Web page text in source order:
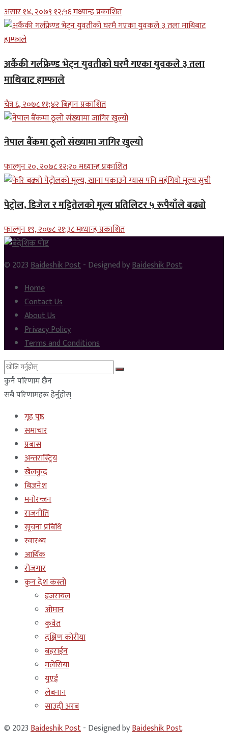
असार १४, २०७९ १२;५६ मध्यान्ह प्रकाशित
अर्कैकी गर्लफ्रेण्ड भेट्न युवतीको घरमै गएका युवकले ३ तला
माथिबाट हाम्फाले
चैत्र ६, २०७८ ११;४२ बिहान प्रकाशित
नेपाल बैंकमा ठूलो संख्यामा जागिर खुल्यो
फाल्गुन २०, २०७८ १२;२० मध्यान्ह प्रकाशित
पेट्रोल, डिजेल र मट्टितेलको मूल्य प्रतिलिटर ५ रूपैयाँले बढ्यो
फाल्गुन १९, २०७८ २१;३८ मध्यान्ह प्रकाशित
© 2023Baideshik Post- Designed byBaideshik Post.
Home
Contact Us
About Us
Privacy Policy
Terms and Conditions
कुनै परिणाम छैन
सबै परिणामहरू हेर्नुहोस्
गृह पृष्ठ
समाचार
प्रबास
अन्तरास्ट्रिय
खेलकुद
बिजनेश
मनोरन्जन
राजनीति
सूचना प्रबिधि
स्वास्थ्य
आर्थिक
रोजगार
कुन देश कस्तो
इजरायल
ओमान
कुवेत
दक्षिण कोरीया
बहराईन
मलेसिया
युएई
लेबनान
साउदी अरब
© 2023Baideshik Post- Designed byBaideshik Post.